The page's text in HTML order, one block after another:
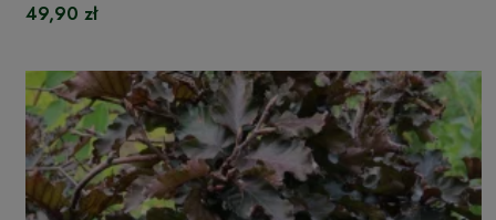
49,90 zł